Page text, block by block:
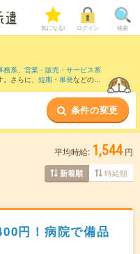
気になる! ログイン 検索
務系、 営業・販売・サービス系
さらに、 短期 ・ 単発などの期
など近隣駅のお仕事もご確
条件の変更
平均時給: 1,544 円
新着順 時給順
円！病院で備品